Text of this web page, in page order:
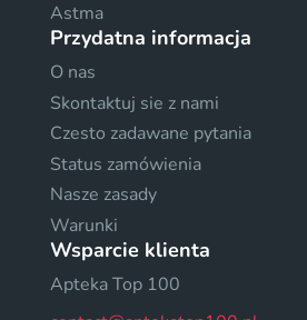
Astma
Przydatna informacja
O nas
Skontaktuj sie z nami
Czesto zadawane pytania
Status zamówienia
Nasze zasady
Warunki
Wsparcie klienta
Apteka Top 100